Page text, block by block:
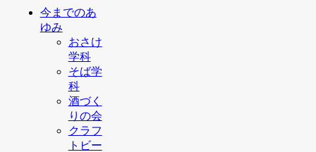
今までのあ
ゆみ
おさけ
学科
そば学
科
酒づく
りの会
クラフ
トビー